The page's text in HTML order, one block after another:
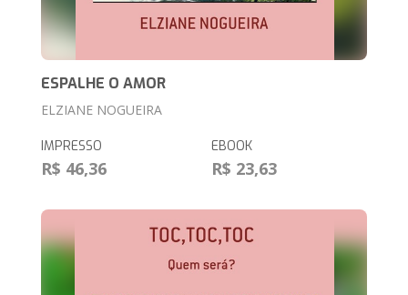
ESPALHE O AMOR
ELZIANE NOGUEIRA
IMPRESSO
R$ 46,36
EBOOK
R$ 23,63